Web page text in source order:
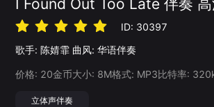
I Found Out Too Late 伴奏
ID: 30397
歌手: 陈婧霏 曲风: 华语伴奏
价格: 20金币大小: 8M格式: MP3比特率: 320
立体声伴奏